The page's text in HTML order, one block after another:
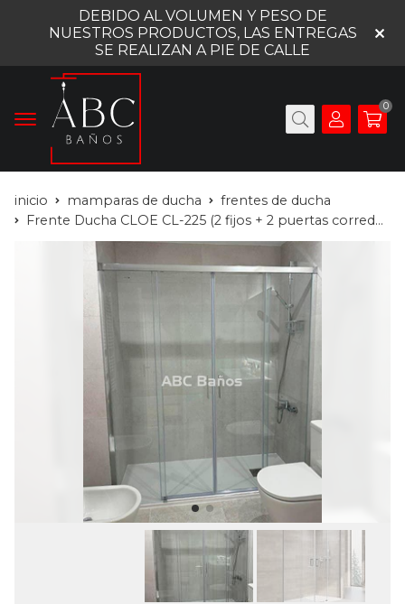
DEBIDO AL VOLUMEN Y PESO DE
NUESTROS PRODUCTOS, LAS ENTREGAS
SE REALIZAN A PIE DE CALLE
0
inicio mamparas de ducha
frentes de ducha
Frente Ducha CLOE CL-225 (2 fijos + 2 puertas correderas)